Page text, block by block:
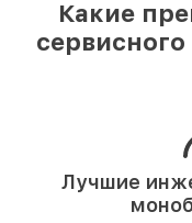
Какие
Лучшие